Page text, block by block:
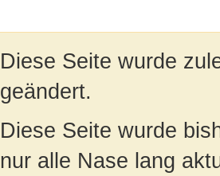
Diese Seite wurde
geändert.
Diese Seite wurde
nur alle Nase lang